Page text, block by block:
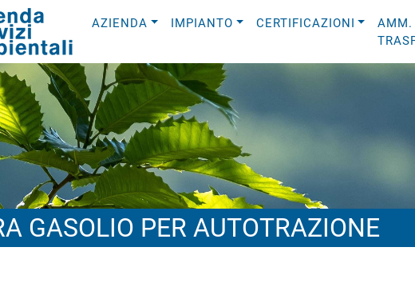
AZIENDA IMPIANTO CERTIFICAZIONI
AMM.
GASOLIO PER AUTOTRAZIONE